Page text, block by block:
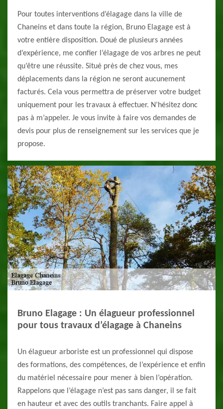
Pour toutes interventions d’élagage dans la ville de
Chaneins et dans toute la région, Bruno Elagage est à
votre entière disposition. Doué de plusieurs années
d’expérience, me confier l’élagage de vos arbres ne peut
qu’être une réussite. Situé près de chez vous, mes
déplacements dans la région ne seront aucunement
facturés. Cela vous permettra de préserver votre budget
uniquement pour les travaux à effectuer. N’hésitez donc
pas à m’appeler. Je vous invite à faire vos demandes de
devis pour plus de renseignement sur les services que je
propose.
Bruno Elagage : Un élagueur professionnel
pour tous travaux d’élagage à Chaneins
Un élagueur arboriste est un professionnel qui dispose
des formations, des compétences, de l’expérience et enfin
du matériel nécessaire pour mener à bien l’opération.
Rappelons que l’élagage n’est pas sans danger, il se fait
en hauteur et avec des outils tranchants. Faire appel à